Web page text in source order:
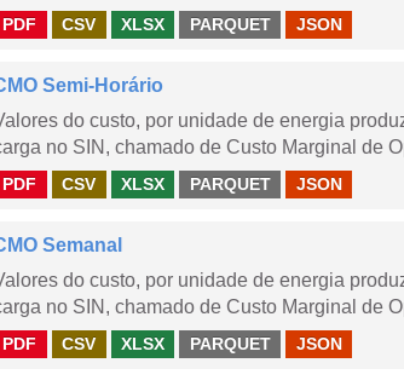
PDF CSV XLSX PARQUET JSON
Semi-Horário
do custo, por unidade de energia
no SIN, chamado de Custo Marginal de
PDF CSV XLSX PARQUET JSON
Semanal
do custo, por unidade de energia
no SIN, chamado de Custo Marginal de
PDF CSV XLSX PARQUET JSON